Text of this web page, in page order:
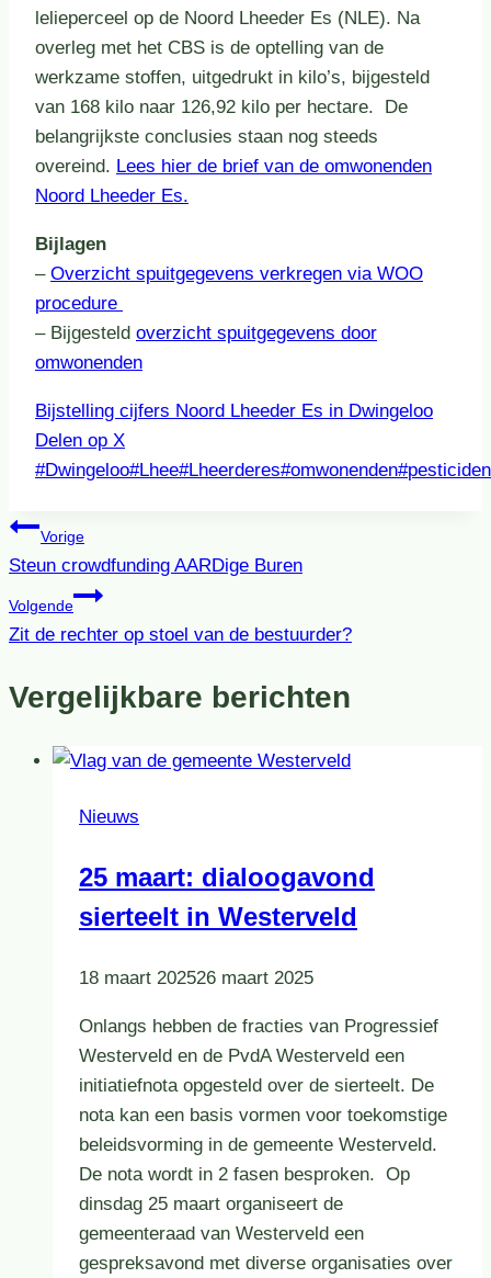
lelieperceel op de Noord Lheeder Es (NLE). Na
overleg met het CBS is de optelling van de
werkzame stoffen, uitgedrukt in kilo’s, bijgesteld
van 168 kilo naar 126,92 kilo per hectare. De
belangrijkste conclusies staan nog steeds
overeind. Lees hier de brief van de omwonenden
Noord Lheeder Es.
Bijlagen
– Overzicht spuitgegevens verkregen via WOO
procedure
– Bijgesteld overzicht spuitgegevens door
omwonenden
Bijstelling cijfers Noord Lheeder Es in Dwingeloo
Delen op X
Bericht
#Dwingeloo#Lhee#Lheerderes#omwonenden#pesticiden
Bericht
navigatie
Vorige
Steun crowdfunding AARDige Buren
Volgende
Zit de rechter op stoel van de bestuurder?
Vergelijkbare berichten
Nieuws
25 maart: dialoogavond
sierteelt in Westerveld
18 maart 202526 maart 2025
Onlangs hebben de fracties van Progressief
Westerveld en de PvdA Westerveld een
initiatiefnota opgesteld over de sierteelt. De
nota kan een basis vormen voor toekomstige
beleidsvorming in de gemeente Westerveld.
De nota wordt in 2 fasen besproken. Op
dinsdag 25 maart organiseert de
gemeenteraad van Westerveld een
gespreksavond met diverse organisaties over